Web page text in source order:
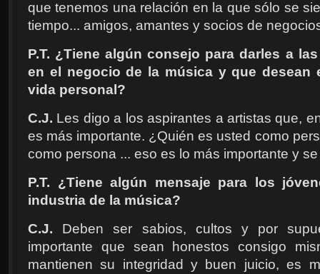
que tenemos una relación en la que sólo se
tiempo... amigos, amantes y socios de
P.T. ¿Tiene algún consejo para darles a
en el negocio de la música y que desean
vida personal?
C.J. Les digo a los aspirantes a artistas que,
es más importante. ¿Quién es usted como
como persona ... eso es lo más importante y
P.T. ¿Tiene algún mensaje para los
industria de la música?
C.J. Deben ser sabios, cultos y por
importante que sean honestos consigo
mantienen su integridad y buen juicio, es